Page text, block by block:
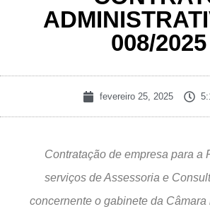
008/2025
fevereiro 25, 2025
Contratação de empresa para a
serviços de Assessoria e
concernente o gabinete da